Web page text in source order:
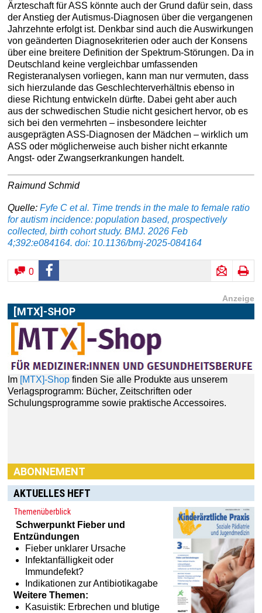
Ärzteschaft für ASS könnte auch der Grund dafür sein, dass
der Anstieg der Autismus-Diagnosen über die vergangenen
Jahrzehnte erfolgt ist. Denkbar sind auch die Auswirkungen
von geänderten Diagnosekriterien oder auch der Konsens
über eine breitere Definition der Spektrum-Störungen. Da in
Deutschland keine vergleichbar umfassenden
Registeranalysen vorliegen, kann man nur vermuten, dass
sich hierzulande das Geschlechterverhältnis ebenso in
diese Richtung entwickeln dürfte. Dabei geht aber auch
aus der schwedischen Studie nicht gesichert hervor, ob es
sich bei den vermehrten – insbesondere leichter
ausgeprägten ASS-Diagnosen der Mädchen – wirklich um
ASS oder möglicherweise auch bisher nicht erkannte
Angst- oder Zwangserkrankungen handelt.
Raimund Schmid
Quelle:Fyfe C et al. Time trends in the male to female ratio
for autism incidence: population based, prospectively
collected, birth cohort study. BMJ. 2026 Feb
4;392:e084164. doi: 10.1136/bmj-2025-084164
0
Anzeige
[MTX]-SHOP
Im [MTX]-Shop finden Sie alle Produkte aus unserem
Verlagsprogramm: Bücher, Zeitschriften oder
Schulungsprogramme sowie praktische Accessoires.
ABONNEMENT
AKTUELLES HEFT
Themenüberblick
Schwerpunkt Fieber und
Entzündungen
Fieber unklarer Ursache
Infektanfälligkeit oder
Immundefekt?
Indikationen zur Antibiotikagabe
Weitere Themen:
Kasuistik: Erbrechen und blutige